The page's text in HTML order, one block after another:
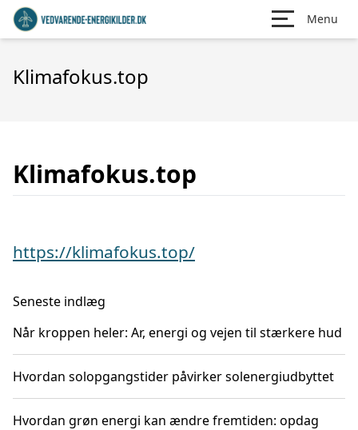
Menu
Klimafokus.top
Klimafokus.top
https://klimafokus.top/
Seneste indlæg
Når kroppen heler: Ar, energi og vejen til stærkere hud
Hvordan solopgangstider påvirker solenergiudbyttet
Hvordan grøn energi kan ændre fremtiden: opdag